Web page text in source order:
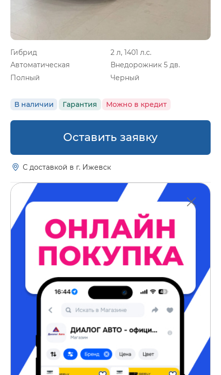
Гибрид
2 л, 1401 л.с.
Автоматическая
Внедорожник 5 дв.
Полный
Черный
В наличии Гарантия Можно в кредит
Оставить заявку
С доставкой в г. Ижевск